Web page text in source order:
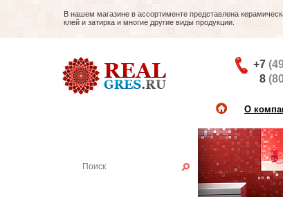
В нашем магазине в ассортименте представлена
клей и затирка и многие другие виды продукции.
+7
8
О